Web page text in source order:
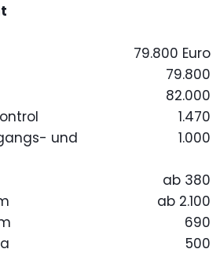
79.800 Euro
79.800
82.000
1.470
und
1.000
ab 380
ab 2.100
690
500